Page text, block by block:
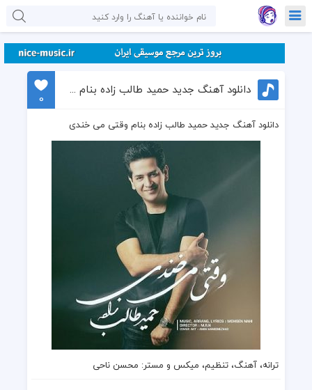
دانلود آهنگ جدید حمید طالب زاده بنام وقتی می خندی
0
دانلود آهنگ جدید حمید طالب زاده بنام وقتی می خندی
ترانه، آهنگ، تنظیم، میکس و مستر: محسن ناحی